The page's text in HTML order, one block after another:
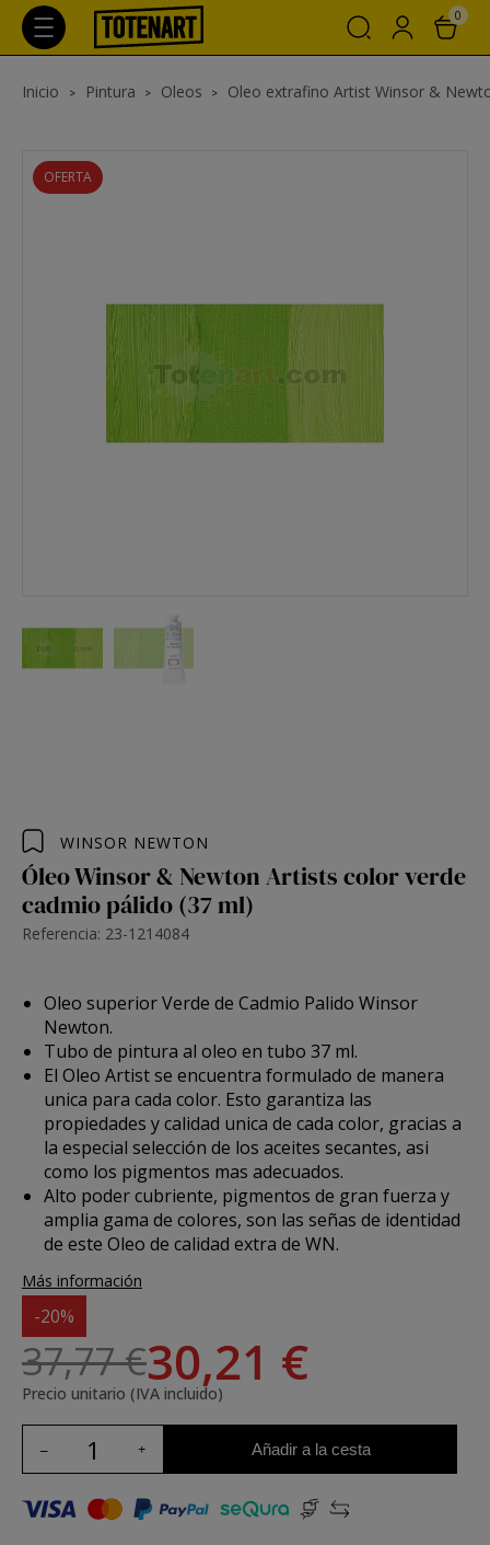
0
Inicio Pintura Oleos Oleo extrafino Artist Winsor &
OFERTA
WINSOR NEWTON
Óleo Winsor & Newton Artists color verde
cadmio pálido (37 ml)
Referencia: 23-1214084
Oleo superior Verde de Cadmio Palido Winsor
Newton.
Tubo de pintura al oleo en tubo 37 ml.
El Oleo Artist se encuentra formulado de manera
unica para cada color. Esto garantiza las
propiedades y calidad unica de cada color, gracias a
la especial selección de los aceites secantes, asi
como los pigmentos mas adecuados.
Alto poder cubriente, pigmentos de gran fuerza y
amplia gama de colores, son las señas de identidad
de este Oleo de calidad extra de WN.
Más información
-20%
37,77 €30,21 €
Precio unitario (IVA incluido)
Añadir a la cesta